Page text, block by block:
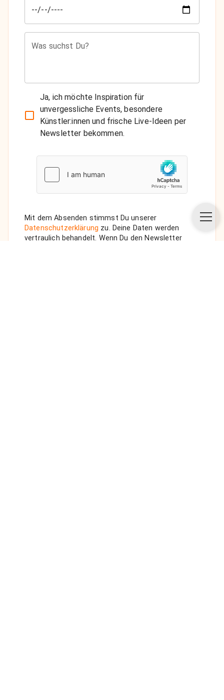
Was suchst Du?
Ja, ich möchte Inspiration für
unvergessliche Events, besondere
Künstler:innen und frische Live-Ideen per
Newsletter bekommen.
Mit dem Absenden stimmst Du unserer
Datenschutzerklärung zu. Deine Daten werden
vertraulich behandelt. Wenn Du den Newsletter